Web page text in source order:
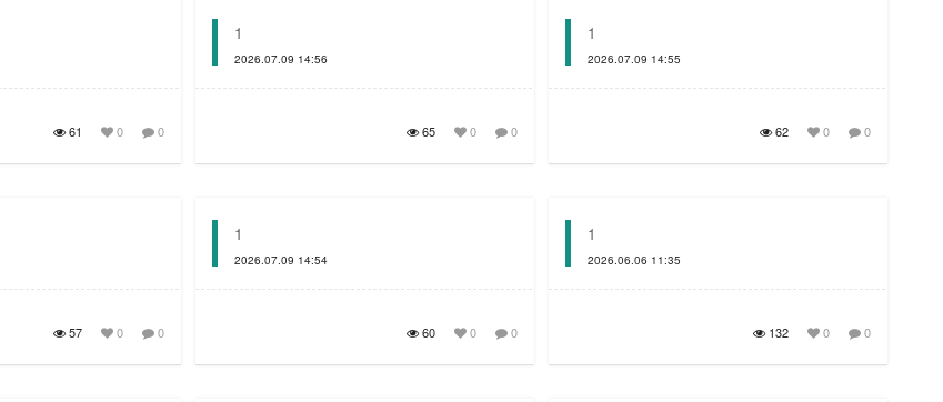
0
0
61
1
2026.07.09 14:56
0
0
65
1
2026.07.09 14:55
0
0
62
0
0
57
1
2026.07.09 14:54
0
0
60
1
2026.06.06 11:35
0
0
132